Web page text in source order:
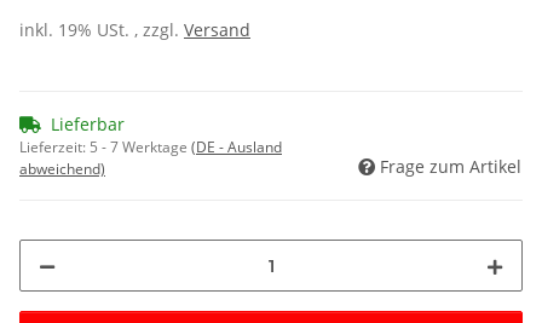
inkl. 19% USt. , zzgl. Versand
Lieferbar
Lieferzeit: 5 - 7 Werktage (DE - Ausland
abweichend)
Frage zum Artikel